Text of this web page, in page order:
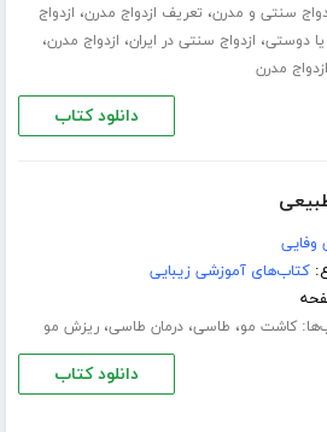
سنتی و مدرن، تعریف ازدواج مدرن، ازدواج
دوستی، ازدواج سنتی در ایران، ازدواج مدرن،
مدرن
دانلود کتاب
وفایی
کتاب‌های آموزشی زیبایی
کاشت مو، طاسی،درمان طاسی،ریزش مو
دانلود کتاب